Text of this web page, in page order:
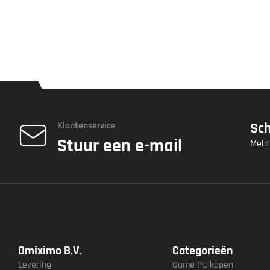
Klantenservice
Stuur een e-mail
Omiximo B.V.
Levering
Categorieën
Game PC kopen